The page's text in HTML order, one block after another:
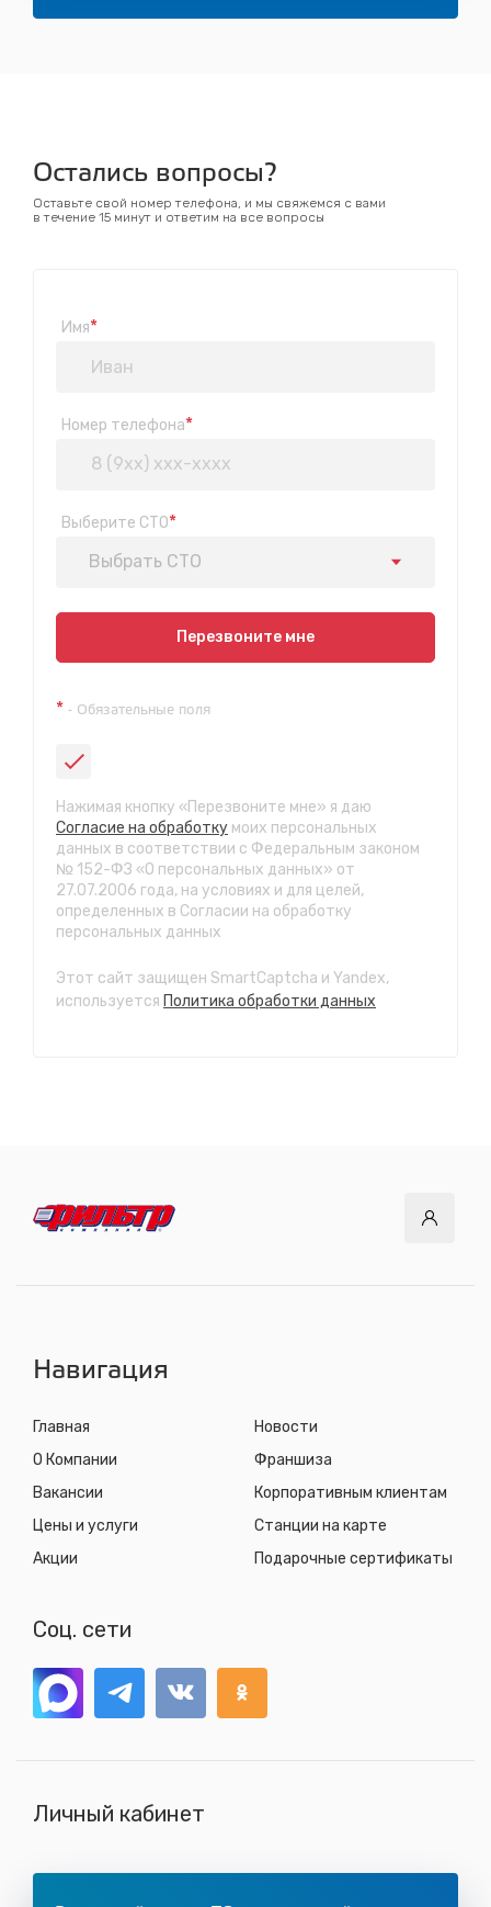
Остались вопросы?
Оставьте свой номер телефона, и мы свяжемся с вами
в течение 15 минут и ответим на все вопросы
Имя*
Номер телефона*
Выберите СТО*
Выбрать СТО
Показать на карте
ул. Пригородная 1/1 (при выезде из города в сторону
СТО "Байкальская"
ул.Байкальская, 58г
с 7.00 до 23.30, без выходных
СТО "Марата"
ул. Рабочего штаба, 96
с 7.00 до 21.30, без выходных
СТО "Ново-Ленино"
ул. Розы Люксембург, 97
с 8.00 до 22.30, без выходных
Перезвоните мне
* - Обязательные поля
Нажимая кнопку «Перезвоните мне» я даю
Согласие на обработку моих персональных
данных в соответствии с Федеральным законом
№ 152-ФЗ «О персональных данных» от
27.07.2006 года, на условиях и для целей,
определенных в Согласии на обработку
персональных данных
Этот сайт защищен SmartCaptcha и Yandex,
используется Политика обработки данных
Навигация
Главная
О Компании
Вакансии
Цены и услуги
Акции
Новости
Франшиза
Корпоративным клиентам
Станции на карте
Подарочные сертификаты
Соц. сети
Личный кабинет